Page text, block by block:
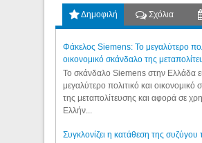
Δημοφιλή Σχόλια
Φάκελος Siemens: Το μεγαλύτερο
οικονομικό σκάνδαλο της
Το σκάνδαλο Siemens στην Ελλάδα
μεγαλύτερο πολιτικό και οικονομικό
της μεταπολίτευσης και αφορά σε
Ελλήν...
Συγκλονίζει η κατάθεση της συζύγου